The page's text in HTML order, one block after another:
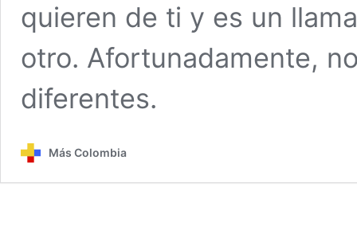
quieren de ti y es un
otro. Afortunadamente,
diferentes.
Más Colombia